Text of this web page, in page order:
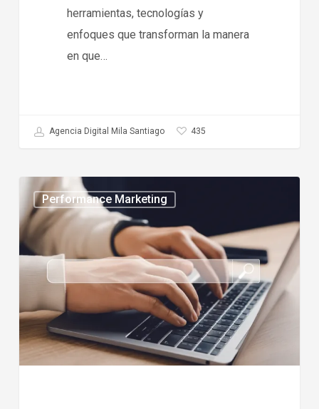
herramientas, tecnologías y
enfoques que transforman la manera
en que…
Agencia Digital Mila Santiago 435
Performance Marketing
Mejores
agencias
de
SEO
en